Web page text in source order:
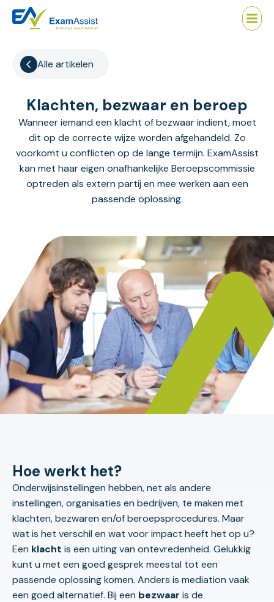
Alle artikelen
Klachten, bezwaar en beroep
Wanneer iemand een klacht of bezwaar indient, moet
dit op de correcte wijze worden afgehandeld. Zo
voorkomt u conflicten op de lange termijn. ExamAssist
kan met haar eigen onafhankelijke Beroepscommissie
optreden als extern partij en mee werken aan een
passende oplossing.
Hoe werkt het?
Onderwijsinstellingen hebben, net als andere
instellingen, organisaties en bedrijven, te maken met
klachten, bezwaren en/of beroepsprocedures. Maar
wat is het verschil en wat voor impact heeft het op u?
Een klacht is een uiting van ontevredenheid. Gelukkig
kunt u met een goed gesprek meestal tot een
passende oplossing komen. Anders is mediation vaak
een goed alternatief. Bij een bezwaar is de